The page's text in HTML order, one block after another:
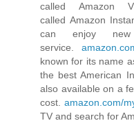
called Amazon
called Amazon
can enjoy
service.
known for its name
the best American
also available on a
cost. amazon.com/
TV and search for